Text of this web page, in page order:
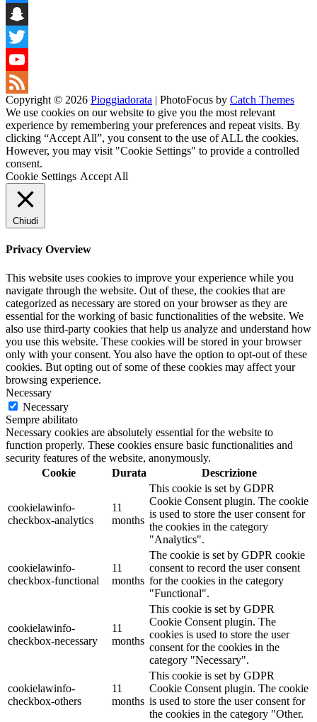
Bluesky
Snapchat
Twitter
YouTube
Channel
Feed
Copyright © 2026 Pioggiadorata | PhotoFocus by Catch Themes
We use cookies on our website to give you the most relevant
experience by remembering your preferences and repeat visits. By
clicking “Accept All”, you consent to the use of ALL the cookies.
However, you may visit "Cookie Settings" to provide a controlled
consent.
Cookie Settings Accept All
Chiudi
Privacy Overview
This website uses cookies to improve your experience while you
navigate through the website. Out of these, the cookies that are
categorized as necessary are stored on your browser as they are
essential for the working of basic functionalities of the website. We
also use third-party cookies that help us analyze and understand how
you use this website. These cookies will be stored in your browser
only with your consent. You also have the option to opt-out of these
cookies. But opting out of some of these cookies may affect your
browsing experience.
Necessary
Necessary
Sempre abilitato
Necessary cookies are absolutely essential for the website to
function properly. These cookies ensure basic functionalities and
security features of the website, anonymously.
Cookie
Durata Descrizione
cookielawinfo-
checkbox-analytics
11
months
This cookie is set by GDPR
Cookie Consent plugin. The cookie
is used to store the user consent for
the cookies in the category
"Analytics".
cookielawinfo-
checkbox-functional
11
months
The cookie is set by GDPR cookie
consent to record the user consent
for the cookies in the category
"Functional".
cookielawinfo-
checkbox-necessary
11
months
This cookie is set by GDPR
Cookie Consent plugin. The
cookies is used to store the user
consent for the cookies in the
category "Necessary".
cookielawinfo-
checkbox-others
11
months
This cookie is set by GDPR
Cookie Consent plugin. The cookie
is used to store the user consent for
the cookies in the category "Other.